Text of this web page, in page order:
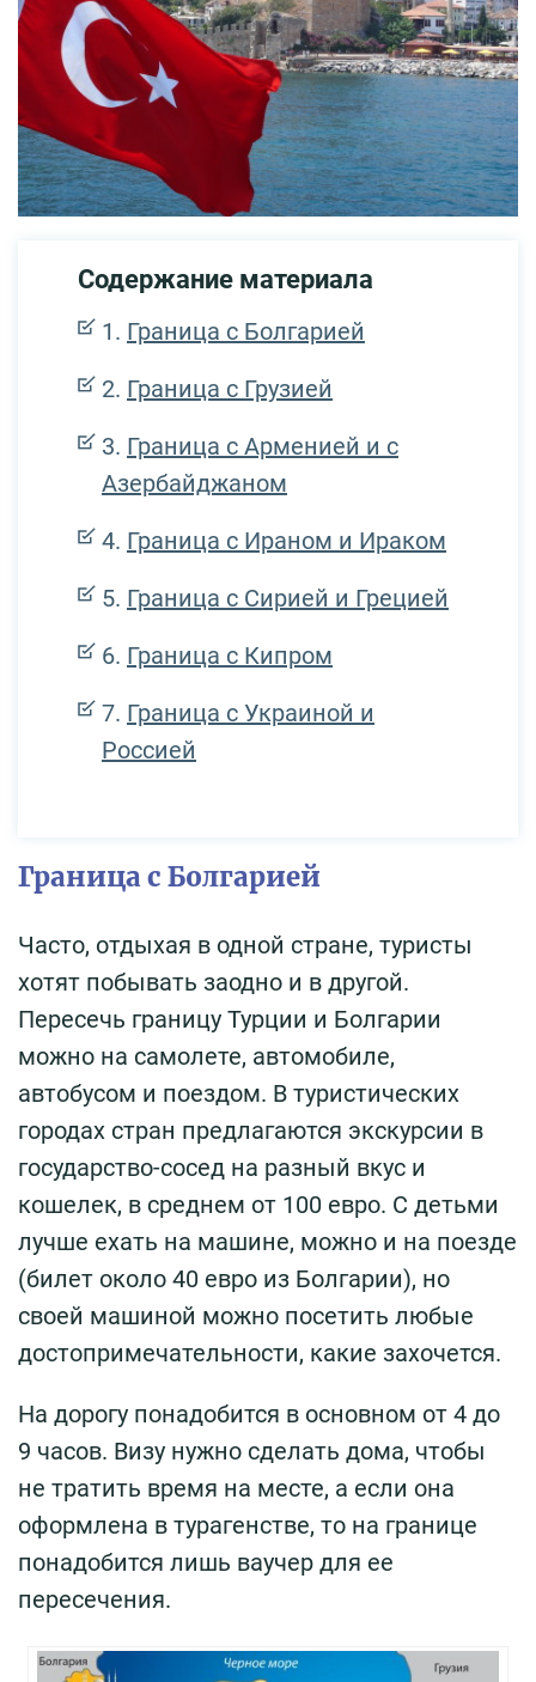
Содержание материала
Граница с Болгарией
Граница с Грузией
Граница с Арменией и с
Азербайджаном
Граница с Ираном и Ираком
Граница с Сирией и Грецией
Граница с Кипром
Граница с Украиной и
Россией
Граница с Болгарией
Часто, отдыхая в одной стране, туристы
хотят побывать заодно и в другой.
Пересечь границу Турции и Болгарии
можно на самолете, автомобиле,
автобусом и поездом. В туристических
городах стран предлагаются экскурсии в
государство-сосед на разный вкус и
кошелек, в среднем от 100 евро. С детьми
лучше ехать на машине, можно и на поезде
(билет около 40 евро из Болгарии), но
своей машиной можно посетить любые
достопримечательности, какие захочется.
На дорогу понадобится в основном от 4 до
9 часов. Визу нужно сделать дома, чтобы
не тратить время на месте, а если она
оформлена в турагенстве, то на границе
понадобится лишь ваучер для ее
пересечения.